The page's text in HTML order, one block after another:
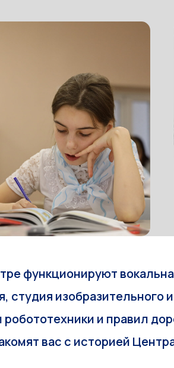
функционируют
студия изобразительного
робототехники и правил
вас с историей